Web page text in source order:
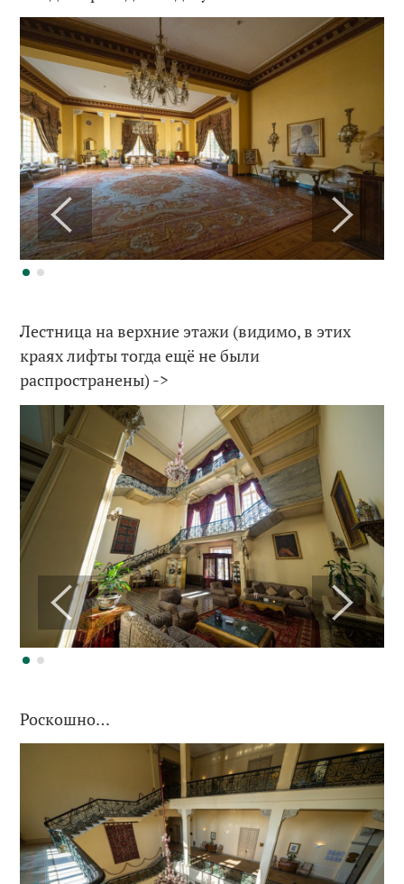
Лестница на верхние этажи (видимо, в этих
краях лифты тогда ещё не были
распространены) ->
Роскошно…